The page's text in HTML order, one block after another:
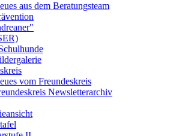
aus dem Beratungsteam
vom Freundeskreis
Newsletterarchiv